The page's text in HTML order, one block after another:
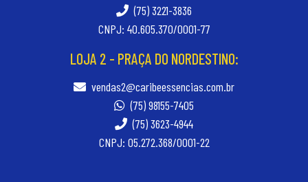
(75) 3221-3836
CNPJ: 40.605.370/0001-77
LOJA 2 - PRAÇA DO NORDESTINO:
vendas2@caribeessencias.com.br
(75) 98155-7405
(75) 3623-4944
CNPJ: 05.272.368/0001-22